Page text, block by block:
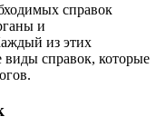
справок
и
из этих
виды справок, которые